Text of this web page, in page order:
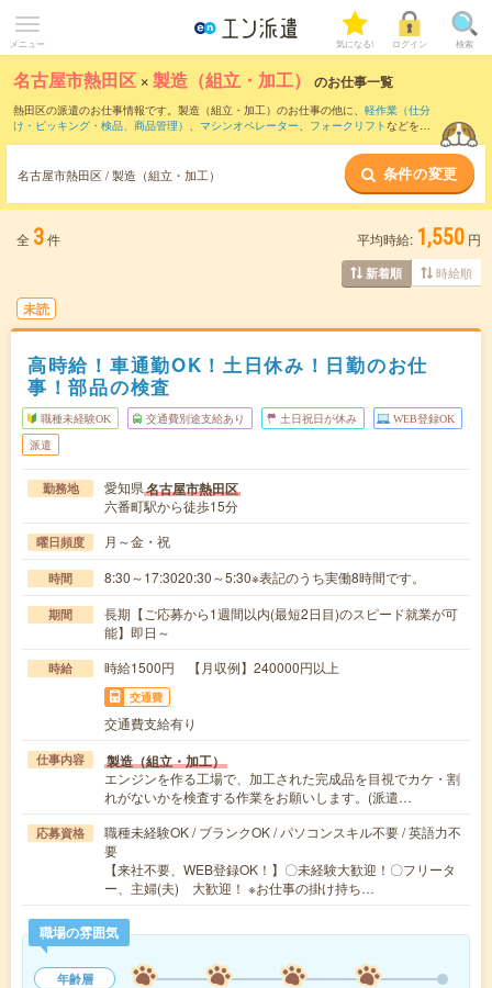
メニュー 気になる! ログイン 検索
名古屋市熱田区 ×製造（組立・加工） のお仕事一覧
熱田区の派遣のお仕事情報です。製造（組立・加工）のお仕事の他に、 軽作業（仕分
け・ピッキング・検品、商品管理） 、 マシンオペレーター、 フォークリフトなどを取
製造（組立・加工）のお仕事とは？とは？
名古屋市熱田区 / 製造（組立・加工） 条件の変更
全 3件 平均時給: 1,550 円
新着順 時給順
未読
高時給！車通勤OK！土日休み！日勤のお仕
事！部品の検査
職種未経験OK 交通費別途支給あり 土日祝日が休み WEB登録OK
派遣
勤務地 愛知県名古屋市熱田区
六番町駅から徒歩15分
曜日頻度 月～金・祝
時間 8:30～17:3020:30～5:30※表記のうち実働8時間です。
期間
長期【ご応募から1週間以内(最短2日目)のスピード就業が可
能】即日～
時給 時給1500円 【月収例】240000円以上
交通費
交通費支給有り
仕事内容 製造（組立・加工）
エンジンを作る工場で、加工された完成品を目視でカケ・割
れがないかを検査する作業をお願いします。(派遣…
応募資格
職種未経験OK / ブランクOK / パソコンスキル不要 / 英語力不
要
【来社不要、WEB登録OK！】〇未経験大歓迎！〇フリータ
ー、主婦(夫) 大歓迎！ ※お仕事の掛け持ち…
職場の雰囲気
年齢層